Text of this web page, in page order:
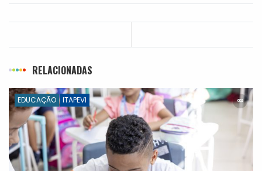
RELACIONADAS
EDUCAÇÃO ITAPEVI